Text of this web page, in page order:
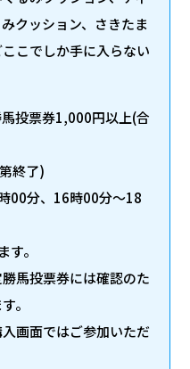
クッション、さきたま
こでしか手に入らない
投票券1,000円以上(合
終了)
分、16時00分～18
。
馬投票券には確認のた
。
画面ではご参加いただ